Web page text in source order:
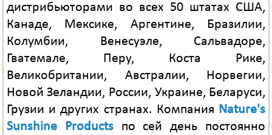
дистрибьюторами во всех 50 штатах США,
Канаде, Мексике, Аргентине, Бразилии,
Колумбии, Венесуэле, Сальвадоре,
Гватемале, Перу, Коста Рике,
Великобритании, Австралии, Норвегии,
Новой Зеландии, России, Украине, Беларуси,
Грузии и других странах. Компания Nature's
Sunshine Productsпо сей день постоянно